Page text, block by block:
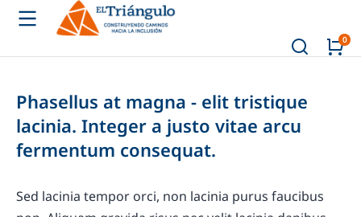
Phasellus at magna - elit tristique
lacinia. Integer a justo vitae arcu
fermentum consequat.
Sed lacinia tempor orci, non lacinia purus faucibus